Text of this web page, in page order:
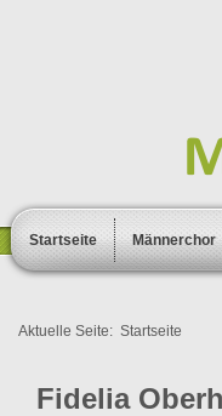
Startseite Männerchor
Aktuelle Seite: Startseite
Fidelia